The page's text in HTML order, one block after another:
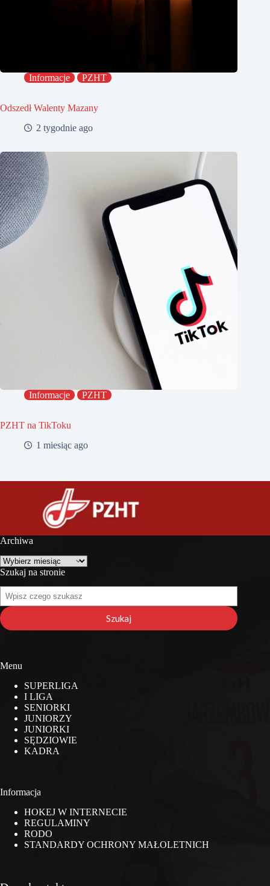
Informacje PZHT
Odszedł Walenty Mazany
2 tygodnie ago
Informacje PZHT
PZHT na TikToku
1 miesiąc ago
Archiwa
Archiwa
Szukaj na stronie
Szukaj
na
stronie
Szukaj
Menu
SUPERLIGA
I LIGA
SENIORKI
JUNIORZY
JUNIORKI
SĘDZIOWIE
KADRA
Informacja
HOKEJ W INTERNECIE
REGULAMINY
RODO
STANDARDY OCHRONY MAŁOLETNICH